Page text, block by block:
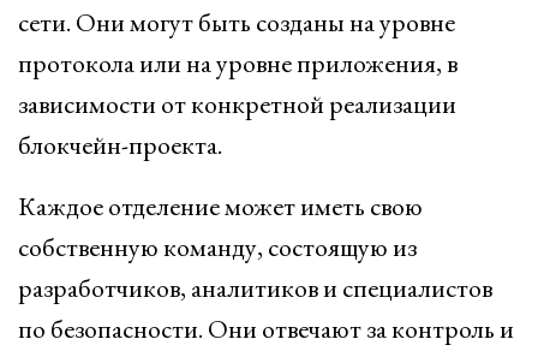
сети. Они могут быть созданы на уровне
протокола или на уровне приложения, в
зависимости от конкретной реализации
блокчейн-проекта.
Каждое отделение может иметь свою
собственную команду, состоящую из
разработчиков, аналитиков и специалистов
по безопасности. Они отвечают за контроль и